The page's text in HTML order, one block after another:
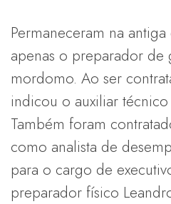
Permaneceram na
apenas o preparador de
mordomo. Ao ser
indicou o auxiliar
Também foram
como analista de
para o cargo de
preparador físico